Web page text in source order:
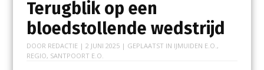
Terugblik op een
bloedstollende wedstrijd
DOOR REDACTIE | 2 JUNI 2025| GEPLAATST IN IJMUIDEN E.O. ,
REGIO, SANTPOORT E.O.